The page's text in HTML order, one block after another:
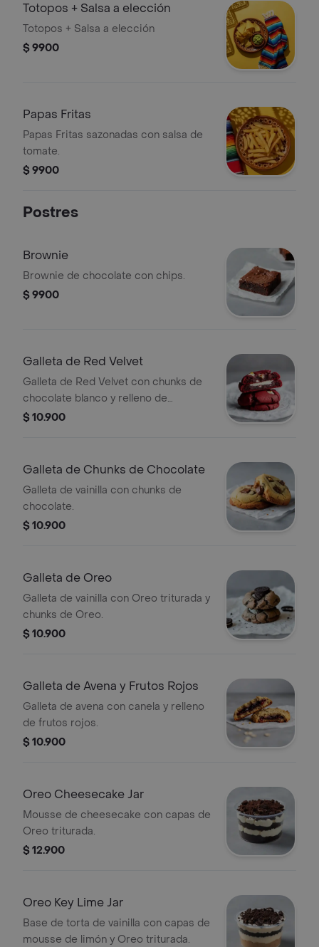
Totopos + Salsa a elección
Totopos + Salsa a elección
$ 9900
Papas Fritas
Papas Fritas sazonadas con salsa de
tomate.
$ 9900
Postres
Brownie
Brownie de chocolate con chips.
$ 9900
Galleta de Red Velvet
Galleta de Red Velvet con chunks de
chocolate blanco y relleno de
Cheesecake.
$ 10.900
Galleta de Chunks de Chocolate
Galleta de vainilla con chunks de
chocolate.
$ 10.900
Galleta de Oreo
Galleta de vainilla con Oreo triturada y
chunks de Oreo.
$ 10.900
Galleta de Avena y Frutos Rojos
Galleta de avena con canela y relleno
de frutos rojos.
$ 10.900
Oreo Cheesecake Jar
Mousse de cheesecake con capas de
Oreo triturada.
$ 12.900
Oreo Key Lime Jar
Base de torta de vainilla con capas de
mousse de limón y Oreo triturada.